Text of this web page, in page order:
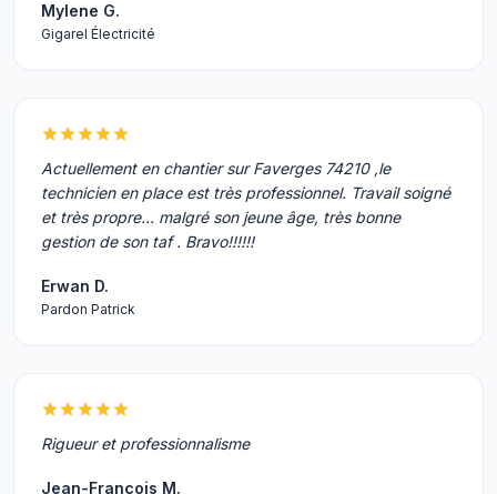
Mylene G.
Gigarel Électricité
Actuellement en chantier sur Faverges 74210 ,le
technicien en place est très professionnel. Travail soigné
et très propre... malgré son jeune âge, très bonne
gestion de son taf . Bravo!!!!!!
Erwan D.
Pardon Patrick
Rigueur et professionnalisme
Jean-François M.